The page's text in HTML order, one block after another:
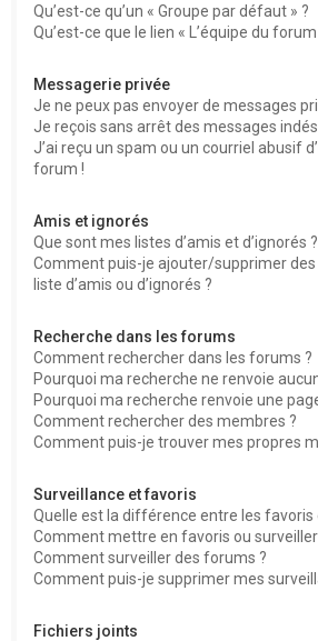
Qu’est-ce qu’un « Groupe par défaut » ?
Qu’est-ce que le lien « L’équipe du forum
Messagerie privée
Je ne peux pas envoyer de messages
Je reçois sans arrêt des messages
J’ai reçu un spam ou un courriel abusif
forum !
Amis et ignorés
Que sont mes listes d’amis et d’ignorés ?
Comment puis-je ajouter/supprimer
liste d’amis ou d’ignorés ?
Recherche dans les forums
Comment rechercher dans les forums ?
Pourquoi ma recherche ne renvoie
Pourquoi ma recherche renvoie une
Comment rechercher des membres ?
Comment puis-je trouver mes propres
Surveillance et favoris
Quelle est la différence entre les favoris
Comment mettre en favoris ou
Comment surveiller des forums ?
Comment puis-je supprimer mes
Fichiers joints